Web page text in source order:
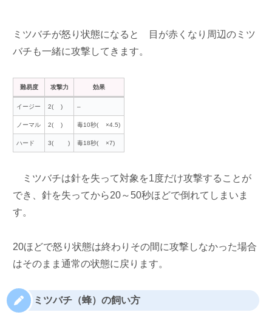
ミツバチが怒り状態になると
目が赤くなり周辺のミツ
バチも一緒に攻撃してきます。
難易度 攻撃力 効果
イージー 2( ) –
ノーマル 2( ) 毒10秒( ×4.5)
ハード 3( ) 毒18秒( ×7)
ミツバチは針を失って対象を1度だけ攻撃することが
でき、針を失ってから20～50秒ほどで倒れてしまいま
す。
20ほどで怒り状態は終わりその間に攻撃しなかった場合
はそのまま通常の状態に戻ります。
ミツバチ（蜂）の飼い方